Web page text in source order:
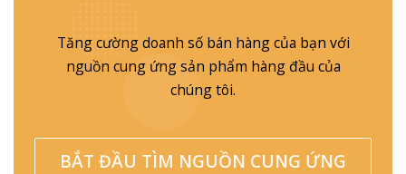
Tăng cường doanh số bán hàng của bạn với
nguồn cung ứng sản phẩm hàng đầu của
chúng tôi.
BẮT ĐẦU TÌM NGUỒN CUNG ỨNG